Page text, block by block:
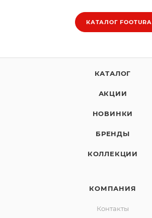
КАТАЛОГ FOOTURA
КАТАЛОГ
АКЦИИ
НОВИНКИ
БРЕНДЫ
КОЛЛЕКЦИИ
КОМПАНИЯ
Контакты